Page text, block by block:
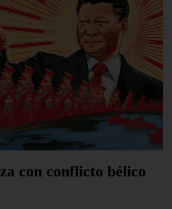
con conflicto bélico